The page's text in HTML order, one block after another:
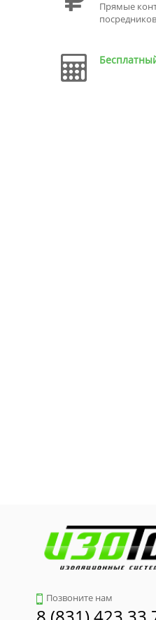
Прямые
Позвоните нам